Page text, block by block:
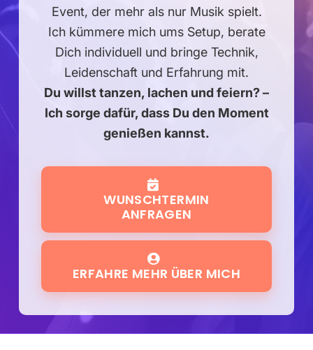
Event, der mehr als nur Musik spielt.
Ich kümmere mich ums Setup, berate
Dich individuell und bringe Technik,
Leidenschaft und Erfahrung mit.
Du willst tanzen, lachen und feiern?–
Ich sorge dafür, dass Du den Moment
genießen kannst.
WUNSCHTERMIN
ANFRAGEN
ERFAHRE MEHR ÜBER MICH